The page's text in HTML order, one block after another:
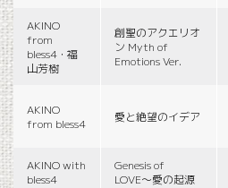
AKINO
from
bless4・福
山芳樹
創聖のアクエリオ
ン Myth of
Emotions Ver.
AKINO
from bless4
愛と絶望のイデア
AKINO with
bless4
Genesis of
LOVE〜愛の起源